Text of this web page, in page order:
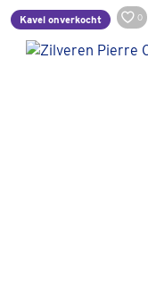
Kavel onverkocht 0